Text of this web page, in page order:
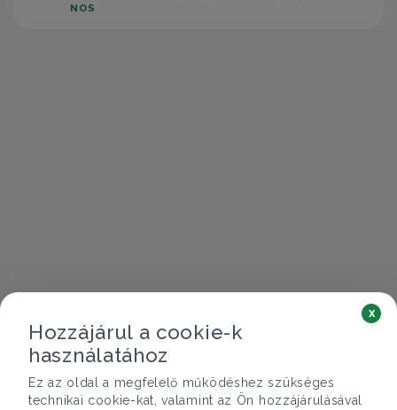
NOS
Hozzájárul a cookie-k
használatához
Ez az oldal a megfelelő működéshez szükséges
technikai cookie-kat, valamint az Ön hozzájárulásával
x